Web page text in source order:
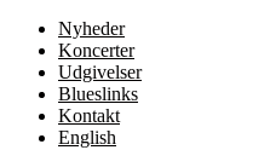
Nyheder
Koncerter
Udgivelser
Blueslinks
Kontakt
English